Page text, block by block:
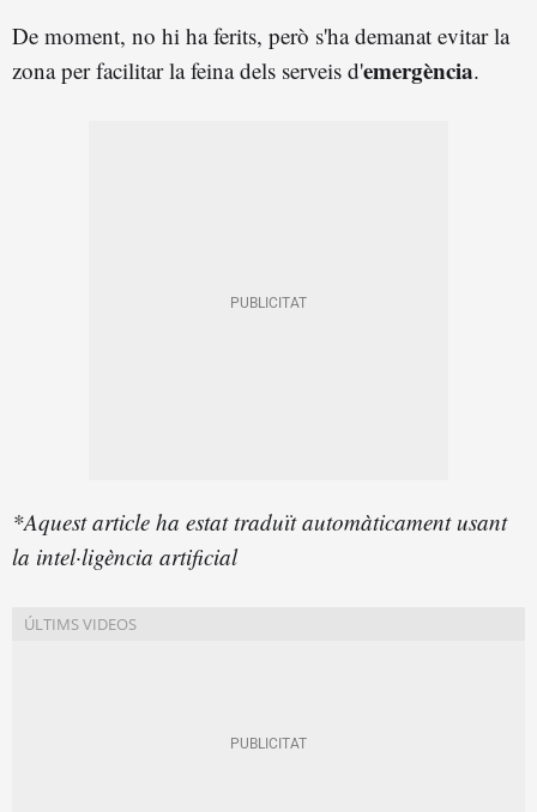
De moment, no hi ha ferits, però s'ha demanat evitar la
zona per facilitar la feina dels serveis d'emergència.
*Aquest article ha estat traduït automàticament usant
la intel·ligència artificial